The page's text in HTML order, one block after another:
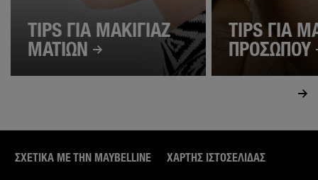
TIPS ΓΙΑ ΜΑΚΙΓΙΑΖ
ΜΑΤΙΩΝ
TIPS ΓΙΑ
ΠΡΟΣΩΠΟΥ
ΣΧΕΤΙΚΑ ΜΕ ΤΗΝ MAYBELLINE ΧΆΡΤΗΣ ΙΣΤΟΣΕΛΊΔΑΣ